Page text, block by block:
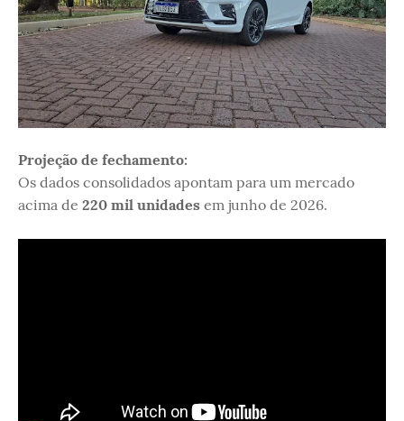
Projeção de fechamento:
Os dados consolidados apontam para um mercado
acima de 220 mil unidades em junho de 2026.